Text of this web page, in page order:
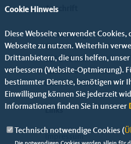
Anschrift
Michael Vogel
Grünauer Str. 9
12524 Berlin
Telefon:01723001842
Fax: 0306729299
Links
Cookie Hinweis
Diese Webseite verwendet
Webseite zu nutzen. Weiterhin
Drittanbietern, die uns helfen, unser
verbessern (Website-Optmierung).
bestimmter Dienste, benötigen wir
Einwilligung können Sie jederzeit
Informationen finden Sie in unserer
Technisch notwendige Cookies (